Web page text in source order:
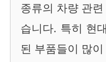
종류의 차량 관
습니다. 특히 현
된 부품들이 많